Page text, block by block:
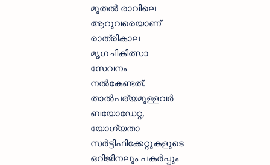
മുതല്‍ രാവിലെ
ആറുവരെയാണ്
രാത്രികാല
മൃഗചികിത്സാ
സേവനം
നല്‍കേണ്ടത്.
താല്‍പര്യമുള്ളവര്‍
ബയോഡേറ്റ,
യോഗ്യതാ
സര്‍ട്ടിഫിക്കേറ്റുകളുടെ
ഒറിജിനലും പകര്‍പ്പും